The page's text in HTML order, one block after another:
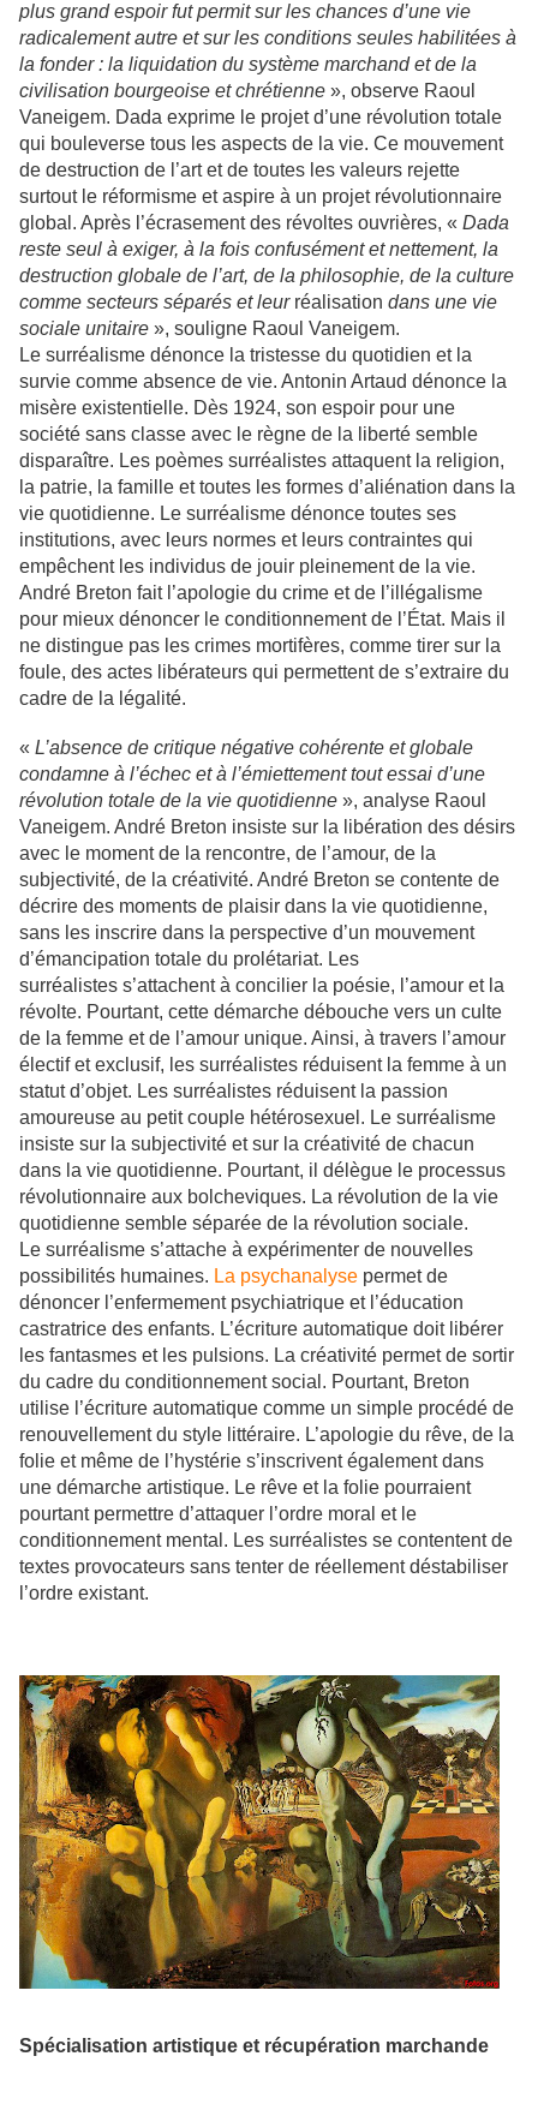
plus grand espoir fut permit sur les chances d’une vie
radicalement autre et sur les conditions seules habilitées à
la fonder : la liquidation du système marchand et de la
civilisation bourgeoise et chrétienne », observe Raoul
Vaneigem. Dada exprime le projet d’une révolution totale
qui bouleverse tous les aspects de la vie. Ce mouvement
de destruction de l’art et de toutes les valeurs rejette
surtout le réformisme et aspire à un projet révolutionnaire
global. Après l’écrasement des révoltes ouvrières, « Dada
reste seul à exiger, à la fois confusément et nettement, la
destruction globale de l’art, de la philosophie, de la culture
comme secteurs séparés et leur réalisation dans une vie
sociale unitaire », souligne Raoul Vaneigem.
Le surréalisme dénonce la tristesse du quotidien et la
survie comme absence de vie. Antonin Artaud dénonce la
misère existentielle. Dès 1924, son espoir pour une
société sans classe avec le règne de la liberté semble
disparaître. Les poèmes surréalistes attaquent la religion,
la patrie, la famille et toutes les formes d’aliénation dans la
vie quotidienne. Le surréalisme dénonce toutes ses
institutions, avec leurs normes et leurs contraintes qui
empêchent les individus de jouir pleinement de la vie.
André Breton fait l’apologie du crime et de l’illégalisme
pour mieux dénoncer le conditionnement de l’État. Mais il
ne distingue pas les crimes mortifères, comme tirer sur la
foule, des actes libérateurs qui permettent de s’extraire du
cadre de la légalité.
« L’absence de critique négative cohérente et globale
condamne à l’échec et à l’émiettement tout essai d’une
révolution totale de la vie quotidienne », analyse Raoul
Vaneigem. André Breton insiste sur la libération des désirs
avec le moment de la rencontre, de l’amour, de la
subjectivité, de la créativité. André Breton se contente de
décrire des moments de plaisir dans la vie quotidienne,
sans les inscrire dans la perspective d’un mouvement
d’émancipation totale du prolétariat. Les
surréalistes s’attachent à concilier la poésie, l’amour et la
révolte. Pourtant, cette démarche débouche vers un culte
de la femme et de l’amour unique. Ainsi, à travers l’amour
électif et exclusif, les surréalistes réduisent la femme à un
statut d’objet. Les surréalistes réduisent la passion
amoureuse au petit couple hétérosexuel. Le surréalisme
insiste sur la subjectivité et sur la créativité de chacun
dans la vie quotidienne. Pourtant, il délègue le processus
révolutionnaire aux bolcheviques. La révolution de la vie
quotidienne semble séparée de la révolution sociale.
Le surréalisme s’attache à expérimenter de nouvelles
possibilités humaines. La psychanalyse permet de
dénoncer l’enfermement psychiatrique et l’éducation
castratrice des enfants. L’écriture automatique doit libérer
les fantasmes et les pulsions. La créativité permet de sortir
du cadre du conditionnement social. Pourtant, Breton
utilise l’écriture automatique comme un simple procédé de
renouvellement du style littéraire. L’apologie du rêve, de la
folie et même de l’hystérie s’inscrivent également dans
une démarche artistique. Le rêve et la folie pourraient
pourtant permettre d’attaquer l’ordre moral et le
conditionnement mental. Les surréalistes se contentent de
textes provocateurs sans tenter de réellement déstabiliser
l’ordre existant.
Spécialisation artistique et récupération marchande